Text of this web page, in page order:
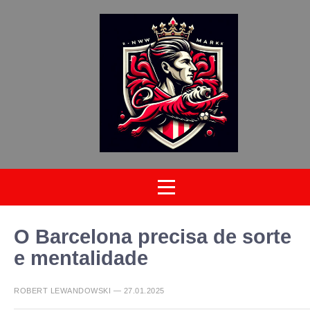
O Barcelona precisa de sorte
e mentalidade
ROBERT LEWANDOWSKI — 27.01.2025